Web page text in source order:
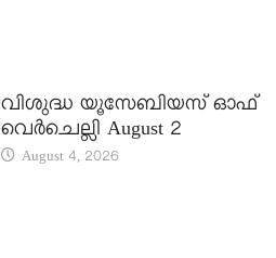
വിശുദ്ധ യൂസേബിയസ് ഓഫ്
വെർചെല്ലി August 2
August 4, 2026